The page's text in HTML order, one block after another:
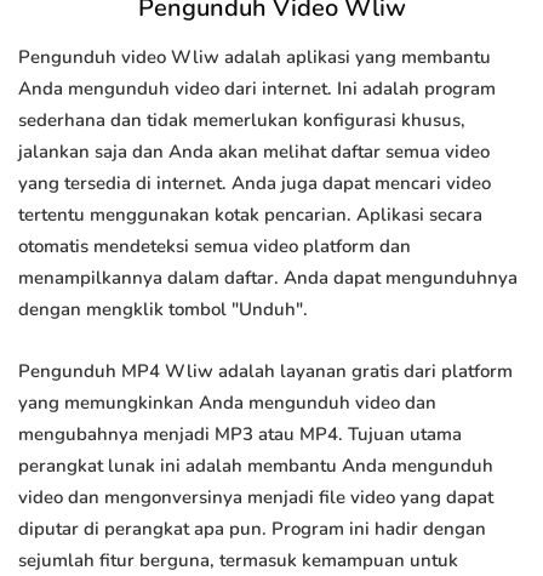
Pengunduh Video Wliw
Pengunduh video Wliw adalah aplikasi yang membantu
Anda mengunduh video dari internet. Ini adalah program
sederhana dan tidak memerlukan konfigurasi khusus,
jalankan saja dan Anda akan melihat daftar semua video
yang tersedia di internet. Anda juga dapat mencari video
tertentu menggunakan kotak pencarian. Aplikasi secara
otomatis mendeteksi semua video platform dan
menampilkannya dalam daftar. Anda dapat mengunduhnya
dengan mengklik tombol "Unduh".
Pengunduh MP4 Wliw adalah layanan gratis dari platform
yang memungkinkan Anda mengunduh video dan
mengubahnya menjadi MP3 atau MP4. Tujuan utama
perangkat lunak ini adalah membantu Anda mengunduh
video dan mengonversinya menjadi file video yang dapat
diputar di perangkat apa pun. Program ini hadir dengan
sejumlah fitur berguna, termasuk kemampuan untuk